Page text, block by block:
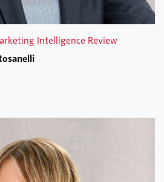
Intelligence Review